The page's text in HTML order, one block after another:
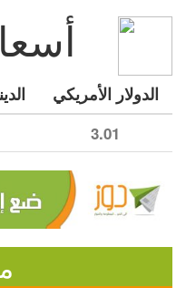
الدولار الأمريكي
3.01